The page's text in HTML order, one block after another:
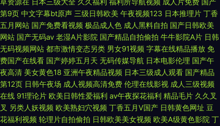
第9页 中文字幕bt原声 三级日韩欧美 午夜视频123 日本推理片 丁香
五月网站 国产免费看视频 极品成人色 成人黑料自拍 国产日韩欧美
网站 国产无码av 老湿A片影院 国产精品自拍偷拍 牛牛影院A片 日韩
无码视频网站 都市激情变态另类 男女91视频 字幕在线精品播放 免
费国产在线看 国产婷婷五月天 无码传媒导航 日本电影伦理 国产午
夜高清 美女黄色18 亚洲午夜精品视频 日本三级成人观看 国产精品
第12页 日韩午夜场 成人视频高清免费 伦理在线影视 成人三级视频
在线 91理论片 欧美日韩性爱福利 av午夜探花福利 精品毛片 久久叉
叉 另类人妖视频 欧美熟妇穴视频 丁香五月V国产 日韩黄色网址 豆
花福利视频 轮理片自拍偷拍 日韩欧美美女视频 欧美A级黄色影院 丁